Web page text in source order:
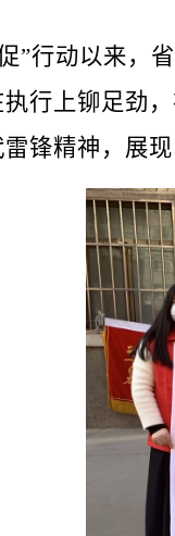
动以来，省
行上铆足劲
锋精神，展现